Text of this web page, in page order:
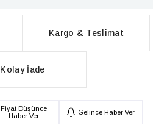
Kargo & Teslimat
Kolay İade
Fiyat Düşünce
Haber Ver
Gelince Haber Ver